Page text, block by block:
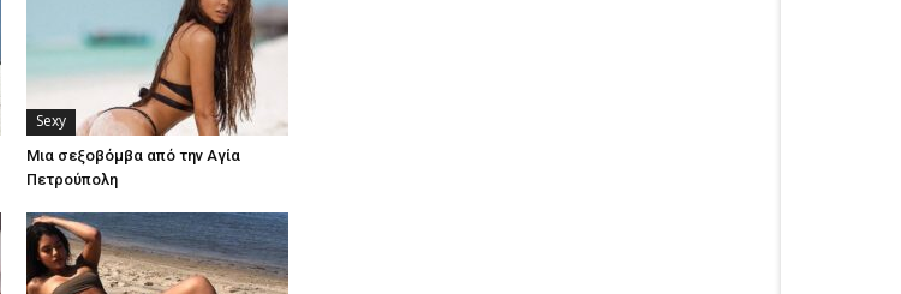
Sexy
Μια σεξοβόμβα από την Αγία
Πετρούπολη